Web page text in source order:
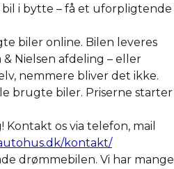
i bytte – få et uforpligtende
biler online. Bilen leveres
Nielsen afdeling – eller
nemmere bliver det ikke.
brugte biler. Priserne starter
os via telefon, mail
kontakt/
drømmebilen. Vi har mange